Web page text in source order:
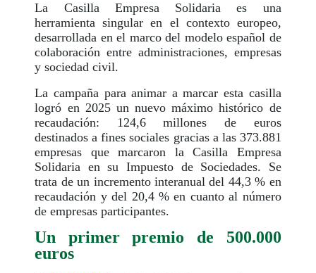
La Casilla Empresa Solidaria es una
herramienta singular en el contexto europeo,
desarrollada en el marco del modelo español de
colaboración entre administraciones, empresas
y sociedad civil.
La campaña para animar a marcar esta casilla
logró en 2025 un nuevo máximo histórico de
recaudación: 124,6 millones de euros
destinados a fines sociales gracias a las 373.881
empresas que marcaron la Casilla Empresa
Solidaria en su Impuesto de Sociedades. Se
trata de un incremento interanual del 44,3 % en
recaudación y del 20,4 % en cuanto al número
de empresas participantes.
Un primer premio de 500.000
euros